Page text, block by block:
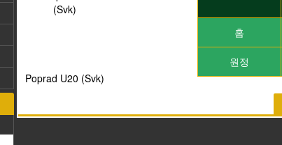
Poprad U20 (Svk)
홈
원정